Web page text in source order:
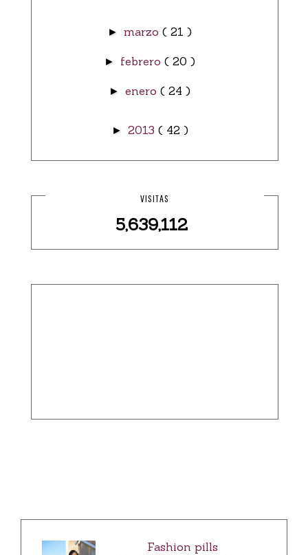
► marzo ( 21 )
► febrero ( 20 )
► enero ( 24 )
► 2013 ( 42 )
VISITAS
5,639,112
Fashion pills